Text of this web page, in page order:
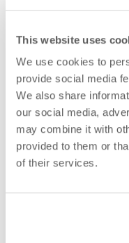
This website uses
We use cookies to
provide social media
We also share
our social media,
may combine it with
provided to them or
of their services.
documentos de
varandra,
ord och handling.
stödjer det vi vill
Nuestro senaste
clima laboral
stora medel kan
Esperamos que
y tal vez alguna